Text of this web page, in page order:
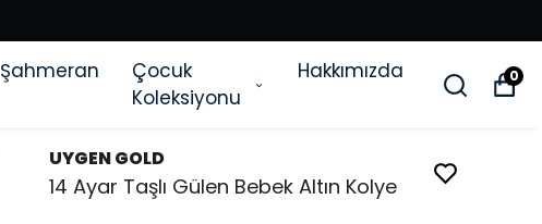
Şahmeran
Çocuk
Koleksiyonu
Hakkımızda 0
UYGEN GOLD
14 Ayar Taşlı Gülen Bebek Altın Kolye